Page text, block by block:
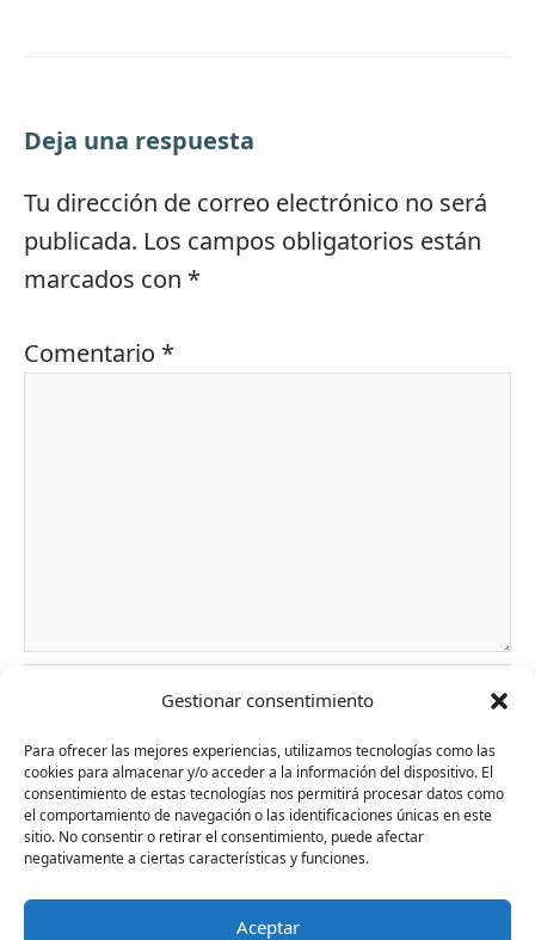
Gestionar consentimiento
Para ofrecer las mejores experiencias, utilizamos tecnologías como las
cookies para almacenar y/o acceder a la información del dispositivo. El
consentimiento de estas tecnologías nos permitirá procesar datos como
el comportamiento de navegación o las identificaciones únicas en este
sitio. No consentir o retirar el consentimiento, puede afectar
negativamente a ciertas características y funciones.
Aceptar
Deja una respuesta
Tu dirección de correo electrónico no será
publicada. Los campos obligatorios están
marcados con *
Comentario *
Correo
electrónico*